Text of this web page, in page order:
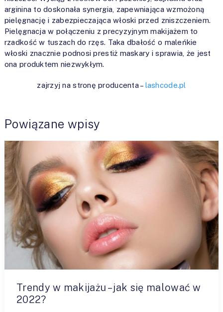
arginina to doskonała synergia, zapewniająca wzmożoną
pielęgnację i zabezpieczająca włoski przed zniszczeniem.
Pielęgnacja w połączeniu z precyzyjnym makijażem to
rzadkość w tuszach do rzęs. Taka dbałość o maleńkie
włoski znacznie podnosi prestiż maskary i sprawia, że jest
ona produktem niezwykłym.
zajrzyj na stronę producenta – lashcode.pl
Powiązane wpisy
Trendy w makijażu – jak się malować w
2022?